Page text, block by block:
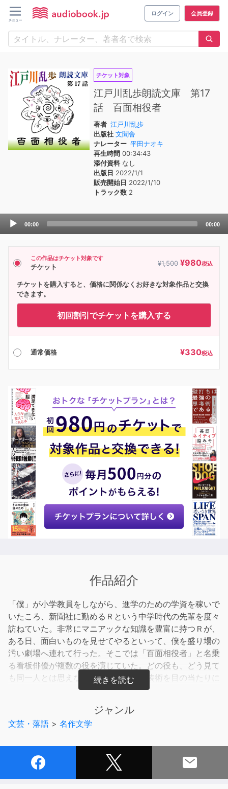
ログイン 会員登録
チケット対象
江戸川乱歩朗読文庫 第17
話 百面相役者
著者 江戸川乱歩
出版社 文聞舎
ナレーター 平田ナオキ
再生時間 00:34:43
添付資料なし
出版日 2022/1/1
販売開始日 2022/1/10
トラック数 2
Audio
00:00 00:00
この作品はチケット対象です
チケット ¥1,500 ¥980税込
チケットを購入すると、価格に関係なくお好きな対象作品と交換
できます。
初回割引でチケットを購入する
通常価格 ¥330税込
作品紹介
「僕」が小学教員をしながら、進学のための学資を稼いで
いたころ、新聞社に勤めるＲという中学時代の先輩を度々
訪ねていた。非常にマニアックな知識を豊富に持つＲが、
ある日、面白いものを見せてやるといって、僕を盛り場の
汚い劇場へ連れて行った。そこでは「百面相役者」と名乗
る看板俳優が複数の役を演じていた。どの役も、どう見て
も同一人とは思えないほどの巧みな扮装術を目の当たりに
して、すっかり面食らった僕に対して、Ｒは、芝居見物後
に寄れという。Ｒが押入れから探し出して私に見せたの
は、「又しても首泥坊」と題した一年前の新聞記事であっ
違いないと、Ｒは言うのである。
ジャンル
文芸・落語 > 名作文学